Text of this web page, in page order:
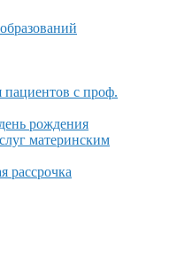
с проф.
рождения
материнским
рассрочка